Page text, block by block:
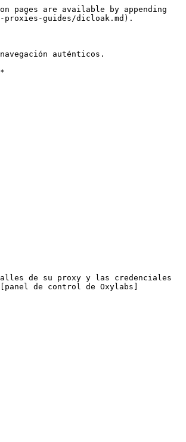
pages are available by appending
guides/dicloak.md).
auténticos.
de su proxy y las credenciales
de control de Oxylabs]